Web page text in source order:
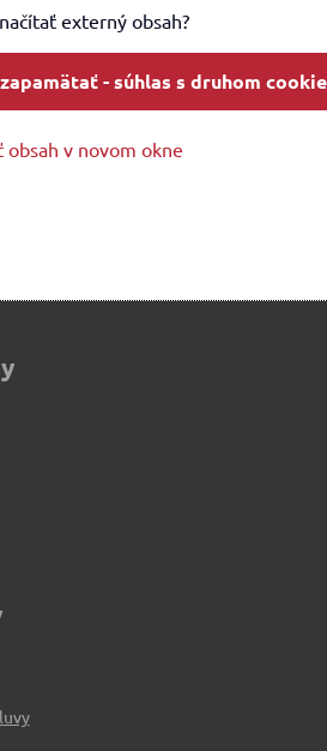
externý obsah?
- súhlas s druhom
obsah v novom okne